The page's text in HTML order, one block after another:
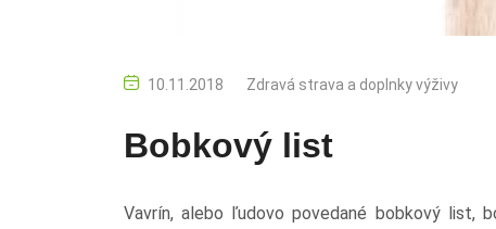
10.11.2018 Zdravá strava a doplnky výživy
Bobkový list
Vavrín, alebo ľudovo povedané bobkový list,